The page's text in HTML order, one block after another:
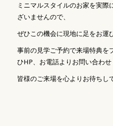
ミニマルスタイルのお家を実
ざいませんので、
ぜひこの機会に現地に足をお運
事前の見学ご予約で来場特典を
ひHP、お電話よりお問い合わ
皆様のご来場を心よりお待ちし